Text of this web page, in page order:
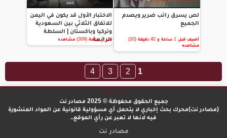
لص يسرق راتب ضرير ويصدم
الجميع
أضيف قبل 1 ساعة و 42 دقيقة (10)
مشاهده
الاختبار الأول قد يكون في اليمن
للاتفاق الثلاثي بين السعودية
وتركيا وباكستان | السلطة
الرابعة
منذ 3 ساعة (309) مشاهده
1
2
3
4
جميع الحقوق محفوظة © 2025 مصادر نت
(مصادر نت)محرك بحث إخباري لا يتحمل أي مسؤولية قانونية عن المواد المنشورة
فيه لانها لا تعبر عن رأي الموقع..